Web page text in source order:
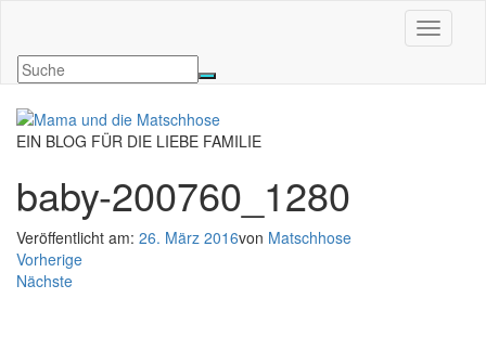
EIN BLOG FÜR DIE LIEBE FAMILIE
baby-200760_1280
Veröffentlicht am: 26. März 2016von Matschhose
Vorherige
Nächste